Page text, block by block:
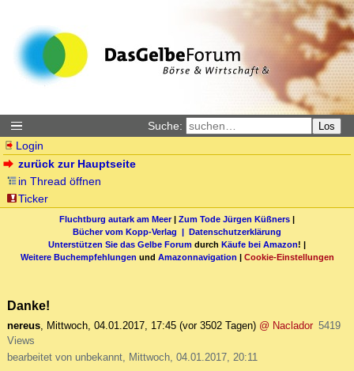
Suche: Los
Login
zurück zur Hauptseite
in Thread öffnen
Ticker
Fluchtburg autark am Meer| Zum Tode Jürgen Küßners |
Bücher vom Kopp-Verlag | Datenschutzerklärung
Unterstützen Sie das Gelbe Forum durch Käufe bei Amazon! |
Weitere Buchempfehlungen und Amazonnavigation | Cookie-Einstellungen
Danke!
nereus, Mittwoch, 04.01.2017, 17:45 (vor 3502 Tagen) @ Naclador 5419
Views
bearbeitet von unbekannt, Mittwoch, 04.01.2017, 20:11